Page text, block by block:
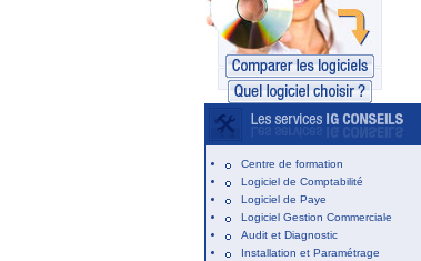
Centre de formation
Logiciel de Comptabilité
Logiciel de Paye
Logiciel Gestion Commerciale
Audit et Diagnostic
Installation et Paramétrage